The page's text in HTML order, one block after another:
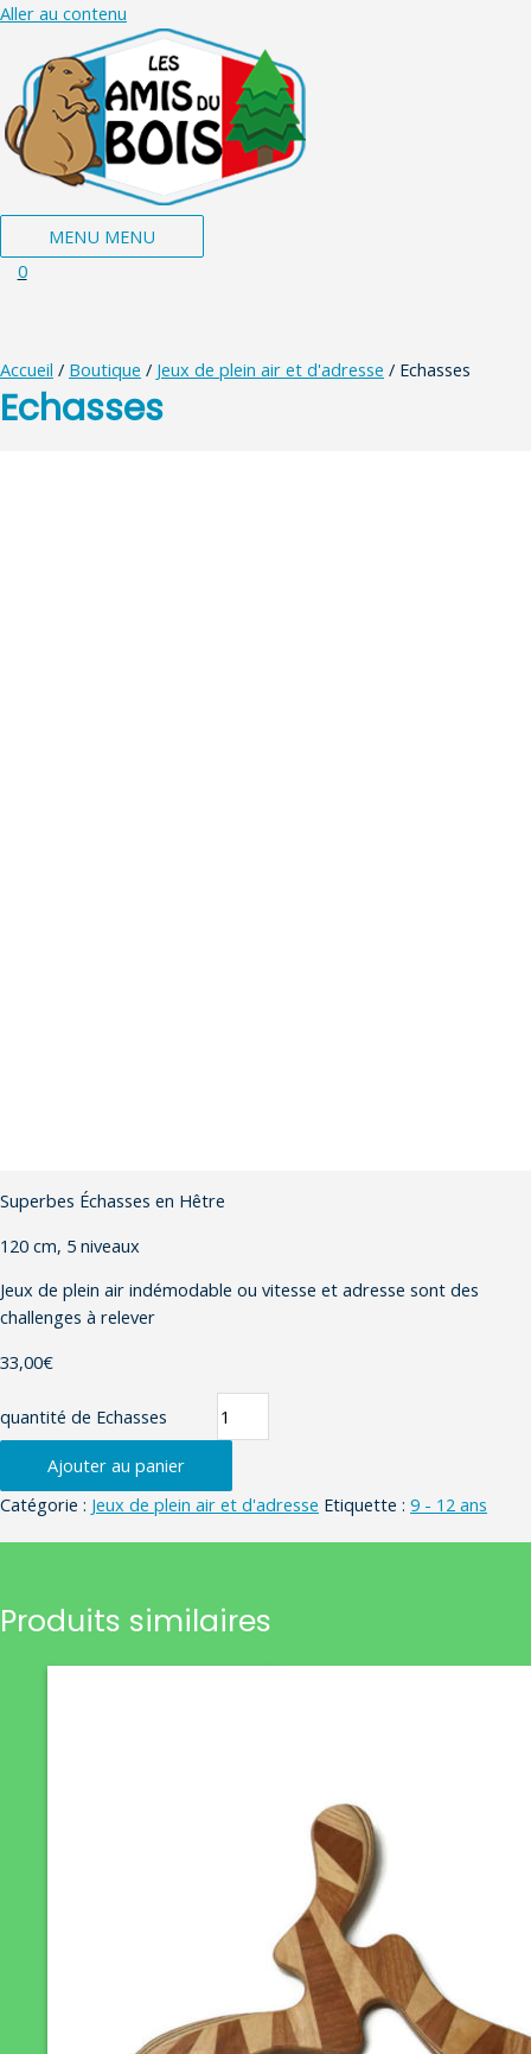
Aller au contenu
MENU MENU
0
Accueil / Boutique / Jeux de plein air et d'adresse / Echasses
Echasses
Superbes Échasses en Hêtre
120 cm, 5 niveaux
Jeux de plein air indémodable ou vitesse et adresse sont des
challenges à relever
33,00€
quantité de Echasses
Ajouter au panier
Catégorie : Jeux de plein air et d'adresse Etiquette : 9 - 12 ans
Produits similaires